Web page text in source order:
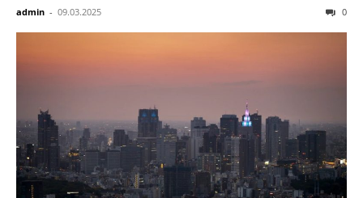
admin - 09.03.2025 0